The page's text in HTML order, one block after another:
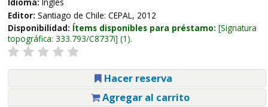
Editor: Santiago de Chile: CEPAL, 2012
Disponibilidad: Ítems disponibles para préstamo: Signatura
topográfica: 333.793/C8737i (1).
Hacer reserva
Agregar al carrito